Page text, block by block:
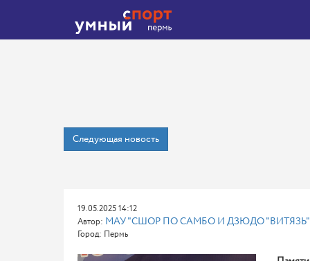
Следующая новость
19.05.2025 14:12
Автор: МАУ "СШОР ПО САМБО И ДЗЮДО
Город: Пермь